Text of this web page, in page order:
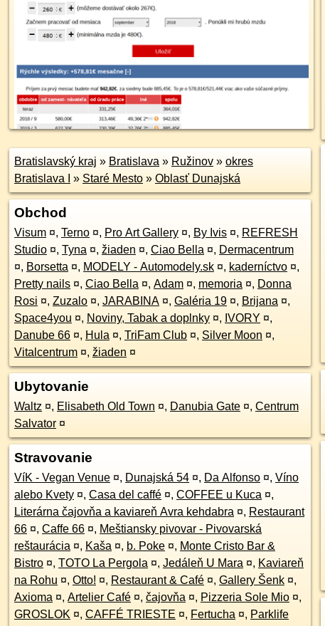
Bratislavský kraj » Bratislava » Ružinov » okres
Bratislava I
» Staré Mesto » Oblasť Dunajská
Obchod
Visum ¤, Terno ¤, Pro Art Gallery ¤, By Ivis ¤, REFRESH
Studio ¤, Tyna ¤, žiaden ¤, Ciao Bella ¤, Dermacentrum
¤, Borsetta ¤, MODELY - Automodely.sk ¤, kaderníctvo ¤,
Pretty nails ¤, Ciao Bella ¤, Adam ¤, memoria ¤, Donna
Rosi ¤, Zuzalo ¤, JARABINA ¤, Galéria 19 ¤, Brijana ¤,
Space4you ¤, Noviny, Tabak a doplnky ¤, IVORY ¤,
Danube 66 ¤, Hula ¤, TriFam Club ¤, Silver Moon ¤,
Vitalcentrum ¤, žiaden ¤
Ubytovanie
Waltz ¤, Elisabeth Old Town ¤, Danubia Gate ¤, Centrum
Salvator ¤
Stravovanie
VíK - Vegan Venue ¤, Dunajská 54 ¤, Da Alfonso ¤, Víno
alebo Kvety ¤, Casa del caffé ¤, COFFEE u Kuca ¤,
Literárna čajovňa a kaviareň Avra kehdabra ¤, Restaurant
66 ¤, Caffe 66 ¤, Meštiansky pivovar - Pivovarská
reštaurácia ¤, Kaša ¤, b. Poke ¤, Monte Cristo Bar &
Bistro ¤, TOTO La Pergola ¤, Jedáleň U Mara ¤, Kaviareň
na Rohu ¤, Otto! ¤, Restaurant & Café ¤, Gallery Šenk ¤,
Axioma ¤, Artelier Café ¤, čajovňa ¤, Pizzeria Sole Mio ¤,
GROSLOK ¤, CAFFÉ TRIESTE ¤, Fertucha ¤, Parklife